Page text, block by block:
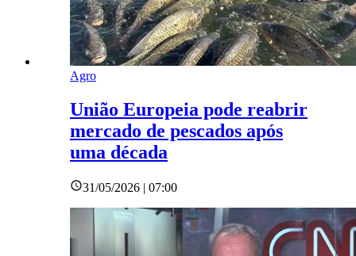
Agro
União Europeia pode reabrir
mercado de pescados após
uma década
31/05/2026 | 07:00